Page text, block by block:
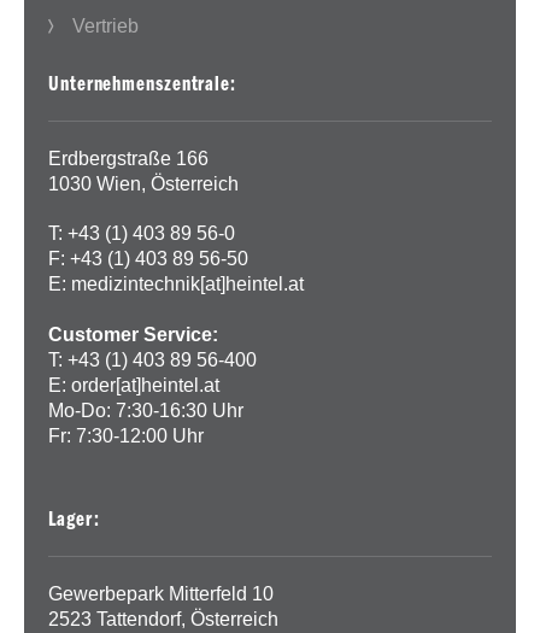
Vertrieb
Unternehmenszentrale:
Erdbergstraße 166
1030 Wien, Österreich
T: +43 (1) 403 89 56-0
F: +43 (1) 403 89 56-50
E: medizintechnik[at]heintel.at
Customer Service:
T: +43 (1) 403 89 56-400
E: order[at]heintel.at
Mo-Do: 7:30-16:30 Uhr
Fr: 7:30-12:00 Uhr
Lager:
Gewerbepark Mitterfeld 10
2523 Tattendorf, Österreich